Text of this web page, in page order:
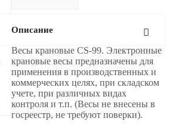
Описание
Весы крановые CS-99. Электронные
крановые весы предназначены для
применения в производственных и
коммерческих целях, при складском
учете, при различных видах
контроля и т.п. (Весы не внесены в
госреестр, не требуют поверки).